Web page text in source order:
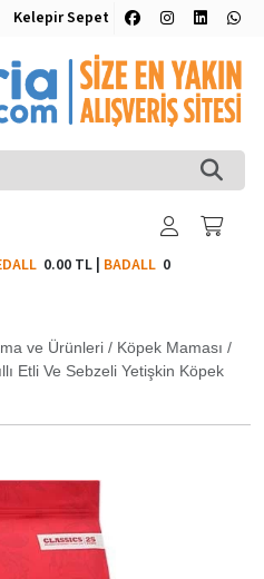
Kelepir Sepet
0.00 TL| BADALL0
ve Ürünleri / Köpek Maması /
Etli Ve Sebzeli Yetişkin Köpek